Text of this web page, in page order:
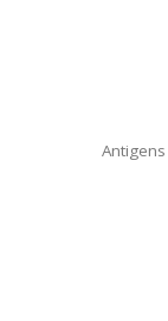
Antigens